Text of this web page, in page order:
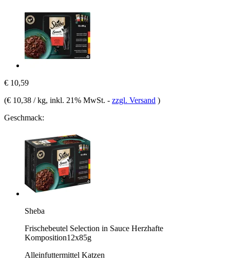
€ 10,59
(€ 10,38 / kg, inkl. 21% MwSt. - zzgl. Versand )
Geschmack:
Sheba
Frischebeutel Selection in Sauce Herzhafte
Komposition12x85g
Alleinfuttermittel Katzen